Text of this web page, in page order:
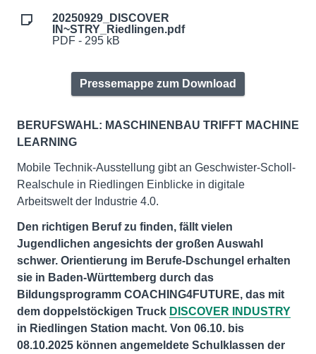
20250929_DISCOVER
IN~STRY_Riedlingen.pdf
PDF - 295 kB
Pressemappe zum Download
BERUFSWAHL: MASCHINENBAU TRIFFT MACHINE
LEARNING
Mobile Technik-Ausstellung gibt an Geschwister-Scholl-
Realschule in Riedlingen Einblicke in digitale
Arbeitswelt der Industrie 4.0.
Den richtigen Beruf zu finden, fällt vielen
Jugendlichen angesichts der großen Auswahl
schwer. Orientierung im Berufe-Dschungel erhalten
sie in Baden-Württemberg durch das
Bildungsprogramm COACHING4FUTURE, das mit
dem doppelstöckigen Truck DISCOVER INDUSTRY
in Riedlingen Station macht. Von 06.10. bis
08.10.2025 können angemeldete Schulklassen der